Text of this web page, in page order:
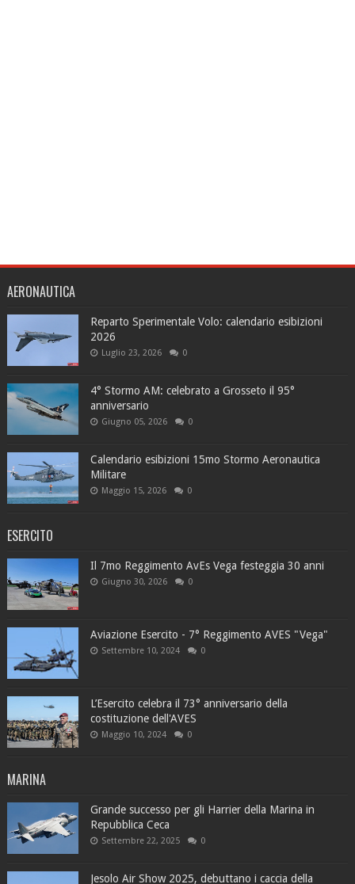
AERONAUTICA
Reparto Sperimentale Volo: calendario esibizioni
2026
Luglio 23, 2026 0
4° Stormo AM: celebrato a Grosseto il 95°
anniversario
Giugno 05, 2026 0
Calendario esibizioni 15mo Stormo Aeronautica
Militare
Maggio 15, 2026 0
ESERCITO
Il 7mo Reggimento AvEs Vega festeggia 30 anni
Giugno 30, 2026 0
Aviazione Esercito - 7° Reggimento AVES "Vega"
Settembre 10, 2024 0
L’Esercito celebra il 73° anniversario della
costituzione dell'AVES
Maggio 10, 2024 0
MARINA
Grande successo per gli Harrier della Marina in
Repubblica Ceca
Settembre 22, 2025 0
Jesolo Air Show 2025, debuttano i caccia della